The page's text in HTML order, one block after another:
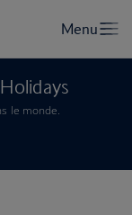
le monde.